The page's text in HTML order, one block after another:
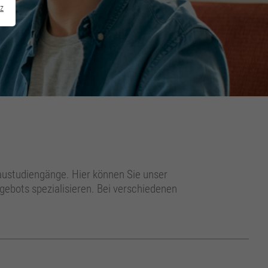
Hier können Sie unser
spezialisieren. Bei verschiedenen